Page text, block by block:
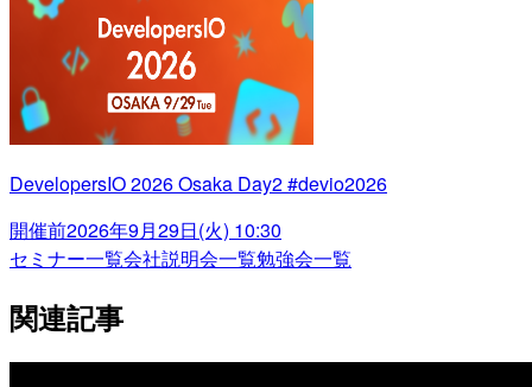
DevelopersIO 2026 Osaka Day2 #devio2026
開催前2026年9月29日(火) 10:30
セミナー一覧会社説明会一覧勉強会一覧
関連記事